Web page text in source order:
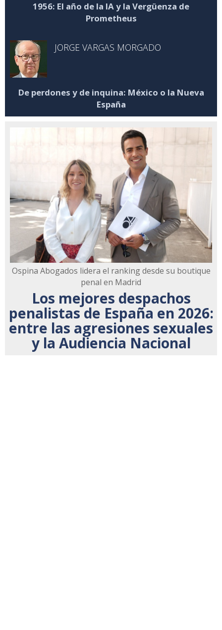
1956: El año de la IA y la Vergüenza de
Prometheus
JORGE VARGAS MORGADO
De perdones y de inquina: México o la Nueva
España
Ospina Abogados lidera el ranking desde su boutique
penal en Madrid
Los mejores despachos
penalistas de España en 2026:
entre las agresiones sexuales
y la Audiencia Nacional